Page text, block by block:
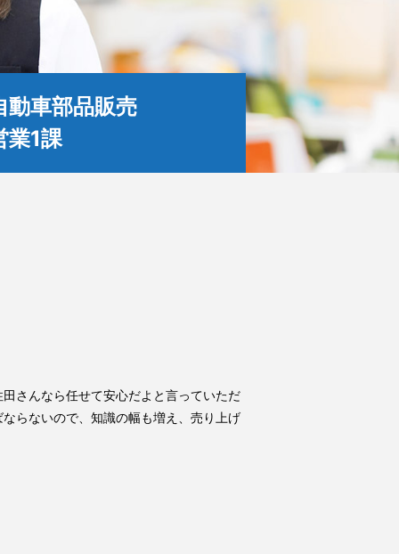
動車部品販売
業1課
さんなら任せて安心だよと言っていただ
らないので、知識の幅も増え、売り上げ